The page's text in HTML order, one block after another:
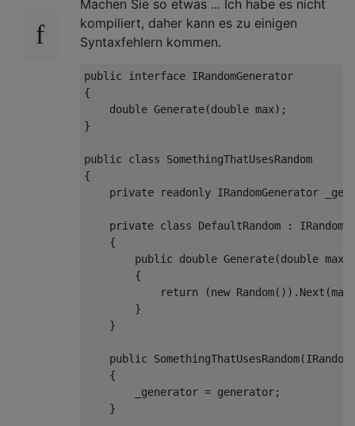
Machen Sie so etwas ... Ich habe es nicht
kompiliert, daher kann es zu einigen
Syntaxfehlern kommen.
public interface IRandomGenerator
{
double Generate(double max) ;
}
public class
SomethingThatUsesRandom
{
private
readonly IRandomGenerator
private class DefaultRandom :
    {
public
double Generate(double max
        {
return (new
        }
    }
public SomethingThatUsesRandom(
    {
        _generator = generator;
    }